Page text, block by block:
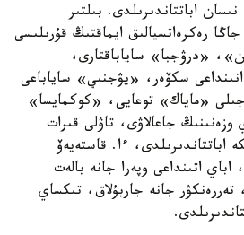
جالپى 2 جىل ىشىندە 84 نىسان اباتتاندىرىلدى. بىلتىر
رەكرەاتسيالىق ايماقتىڭ قۇرىلىسى
«درۋجبا» ساياباقتارى،
اۋدانىنداعى سكۆەر، «يۋجنىي» ساياباعى
2021 -جىلى «ماياك» توعايى، «كوكمايسا»
جاعالاۋى، تاۋلى قىرات
اباتتاندىرىلدى، ءا. قاستەيەۆ
اباي اتىنداعى وپەرا جانە بالەت
جانە جاربۇلاق، تىكساي